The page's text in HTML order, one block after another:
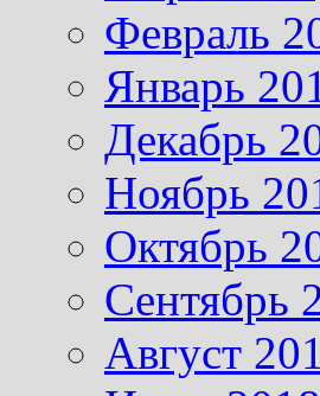
Февраль
Январь
Декабрь
Ноябрь
Октябрь
Сентябрь
Август